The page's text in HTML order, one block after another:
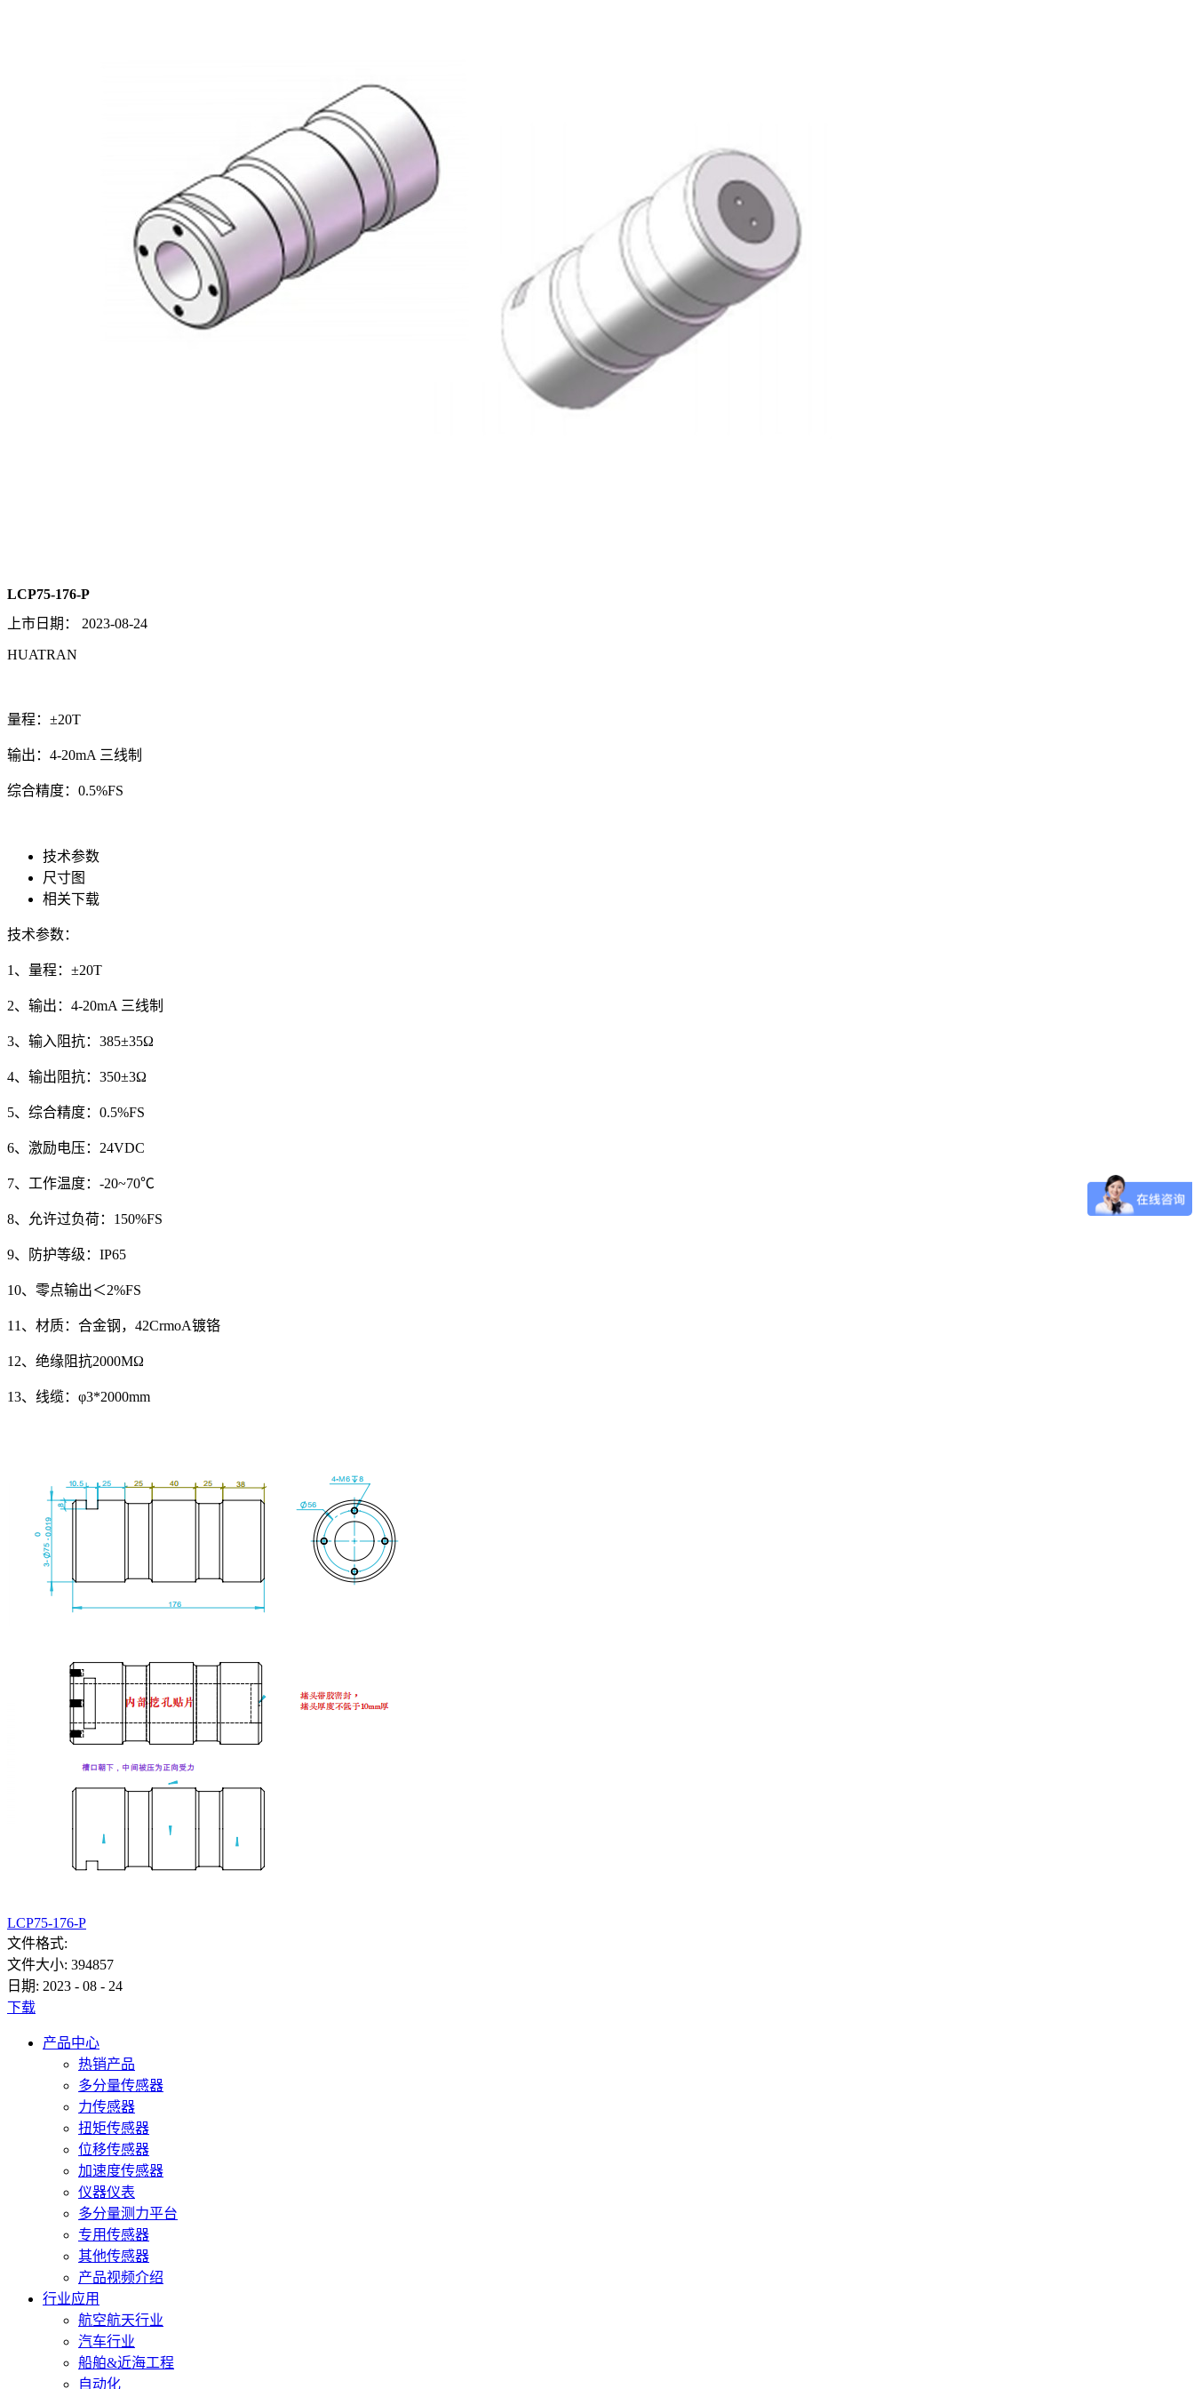
LCP75-176-P
上市日期： 2023-08-24
HUATRAN
量程：±20T
输出：4-20mA 三线制
综合精度：0.5%FS
技术参数
尺寸图
相关下载
技术参数：
1、量程：±20T
2、输出：4-20mA 三线制
3、输入阻抗：385±35Ω
4、输出阻抗：350±3Ω
5、综合精度：0.5%FS
6、激励电压：24VDC
7、工作温度：-20~70℃
8、允许过负荷：150%FS
9、防护等级：IP65
10、零点输出＜2%FS
11、材质：合金钢，42CrmoA镀铬
12、绝缘阻抗2000MΩ
13、线缆：φ3*2000mm
LCP75-176-P
文件格式:
文件大小: 394857
日期: 2023 - 08 - 24
下载
产品中心
热销产品
多分量传感器
力传感器
扭矩传感器
位移传感器
加速度传感器
仪器仪表
多分量测力平台
专用传感器
其他传感器
产品视频介绍
行业应用
航空航天行业
汽车行业
船舶&近海工程
自动化